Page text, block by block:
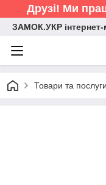
Друзі! Ми
ЗАМОК.УКР інтернет-
Товари та послуги